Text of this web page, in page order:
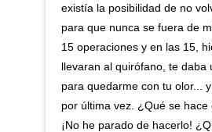
existía la posibilidad de no
para que nunca se fuera de
15 operaciones y en las 15,
llevaran al quirófano, te
para quedarme con tu olor...
por última vez. ¿Qué se
¡No he parado de hacerlo!